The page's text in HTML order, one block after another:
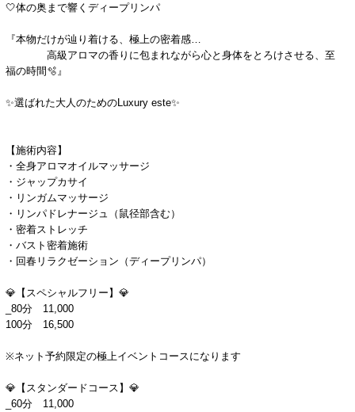
🤍体の奥まで響くディープリンパ
『本物だけが辿り着ける、極上の密着感…
高級アロマの香りに包まれながら心と身体をとろけさせる、至
福の時間🫧』
✨選ばれた大人のためのLuxury este✨
【施術内容】
・全身アロマオイルマッサージ
・ジャップカサイ
・リンガムマッサージ
・リンパドレナージュ（鼠径部含む）
・密着ストレッチ
・バスト密着施術
・回春リラクゼーション（ディープリンパ）
💎【スペシャルフリー】💎
_80分 11,000
100分 16,500
※ネット予約限定の極上イベントコースになります
💎【スタンダードコース】💎
_60分 11,000